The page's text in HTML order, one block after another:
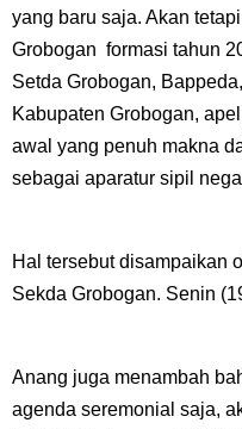
yang baru saja. Akan
Grobogan formasi tahun
Setda Grobogan,
Kabupaten Grobogan,
awal yang penuh makna
sebagai aparatur sipil
Hal tersebut disampaikan
Sekda Grobogan. Senin
Anang juga menambah
agenda seremonial saja,